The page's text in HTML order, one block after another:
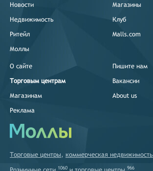
Новости
Недвижимость
Ритейл
Моллы
Магазины
Клуб
Malls.com
О сайте
Торговым центрам
Магазинам
Реклама
Пишите нам
Вакансии
About us
Торговые центры, коммерческая недвижимость
1060 966